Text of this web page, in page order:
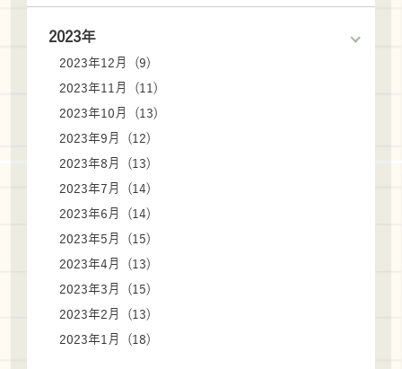
2023年
2023年12月 (9)
2023年11月 (11)
2023年10月 (13)
2023年9月 (12)
2023年8月 (13)
2023年7月 (14)
2023年6月 (14)
2023年5月 (15)
2023年4月 (13)
2023年3月 (15)
2023年2月 (13)
2023年1月 (18)